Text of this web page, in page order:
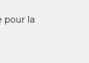
pour la